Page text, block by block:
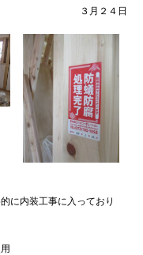
３月２４日
に内装工事に入っており